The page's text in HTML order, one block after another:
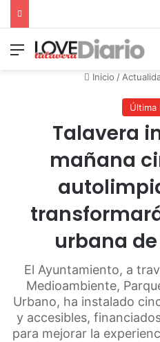
Menú
Inicio /
Última
Talavera
mañana
urbana
El Ayuntamiento, a
Medioambiente,
Urbano, ha instalado
y accesibles,
para mejorar la